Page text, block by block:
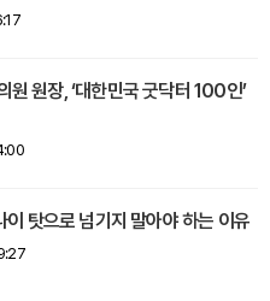
원 원장, ‘대한민국 굿닥터 100인’
이 탓으로 넘기지 말아야 하는 이유